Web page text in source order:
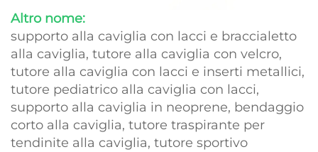
Altro nome:
supporto alla caviglia con lacci e braccialetto
alla caviglia, tutore alla caviglia con velcro,
tutore alla caviglia con lacci e inserti metallici,
tutore pediatrico alla caviglia con lacci,
supporto alla caviglia in neoprene, bendaggio
corto alla caviglia, tutore traspirante per
tendinite alla caviglia, tutore sportivo